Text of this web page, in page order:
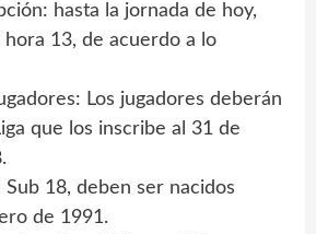
hasta la jornada de hoy,
13, de acuerdo a lo
Los jugadores deberán
que los inscribe al 31 de
Sub 18, deben ser nacidos
de 1991.